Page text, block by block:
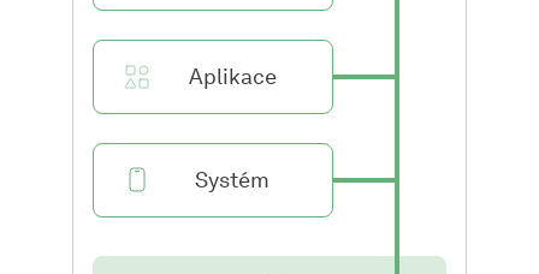
Aplikace
Systém